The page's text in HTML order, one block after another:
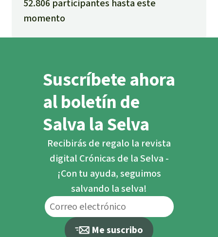
52.806 participantes hasta este
momento
Suscríbete ahora
al boletín de
Salva la Selva
Recibirás de regalo la revista
digital Crónicas de la Selva -
¡Con tu ayuda, seguimos
salvando la selva!
Me suscribo